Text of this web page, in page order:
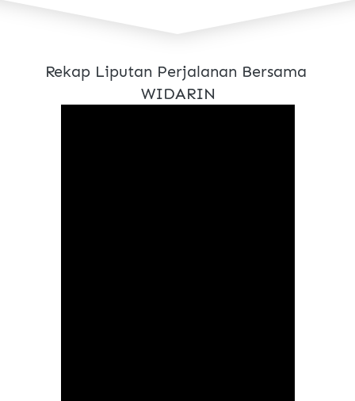
Rekap Liputan Perjalanan Bersama
WIDARIN